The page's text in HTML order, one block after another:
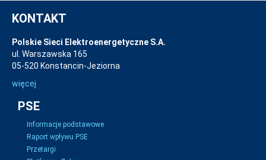
KONTAKT
Polskie Sieci Elektroenergetyczne S.A.
ul. Warszawska 165
05-520 Konstancin-Jeziorna
więcej
PSE
Informacje podstawowe
Raport wpływu PSE
Przetargi